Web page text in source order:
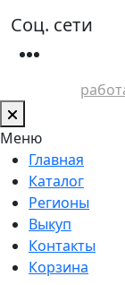
Соц. сети
Меню
Главная
Каталог
Регионы
Выкуп
Контакты
Корзина